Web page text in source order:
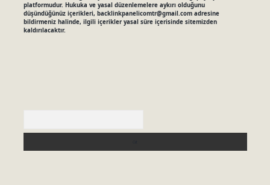
platformudur. Hukuka ve yasal düzenlemelere aykırı olduğunu
düşündüğünüz içerikleri, backlinkpanelicomtr@gmail.comadresine
bildirmeniz halinde, ilgili içerikler yasal süre içerisinde sitemizden
kaldırılacaktır.